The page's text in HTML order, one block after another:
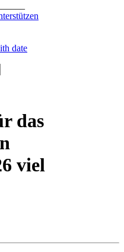
date
das
viel